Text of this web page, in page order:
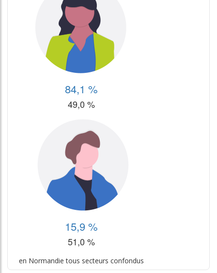
84,1 %
49,0 %
15,9 %
51,0 %
en Normandie tous secteurs confondus